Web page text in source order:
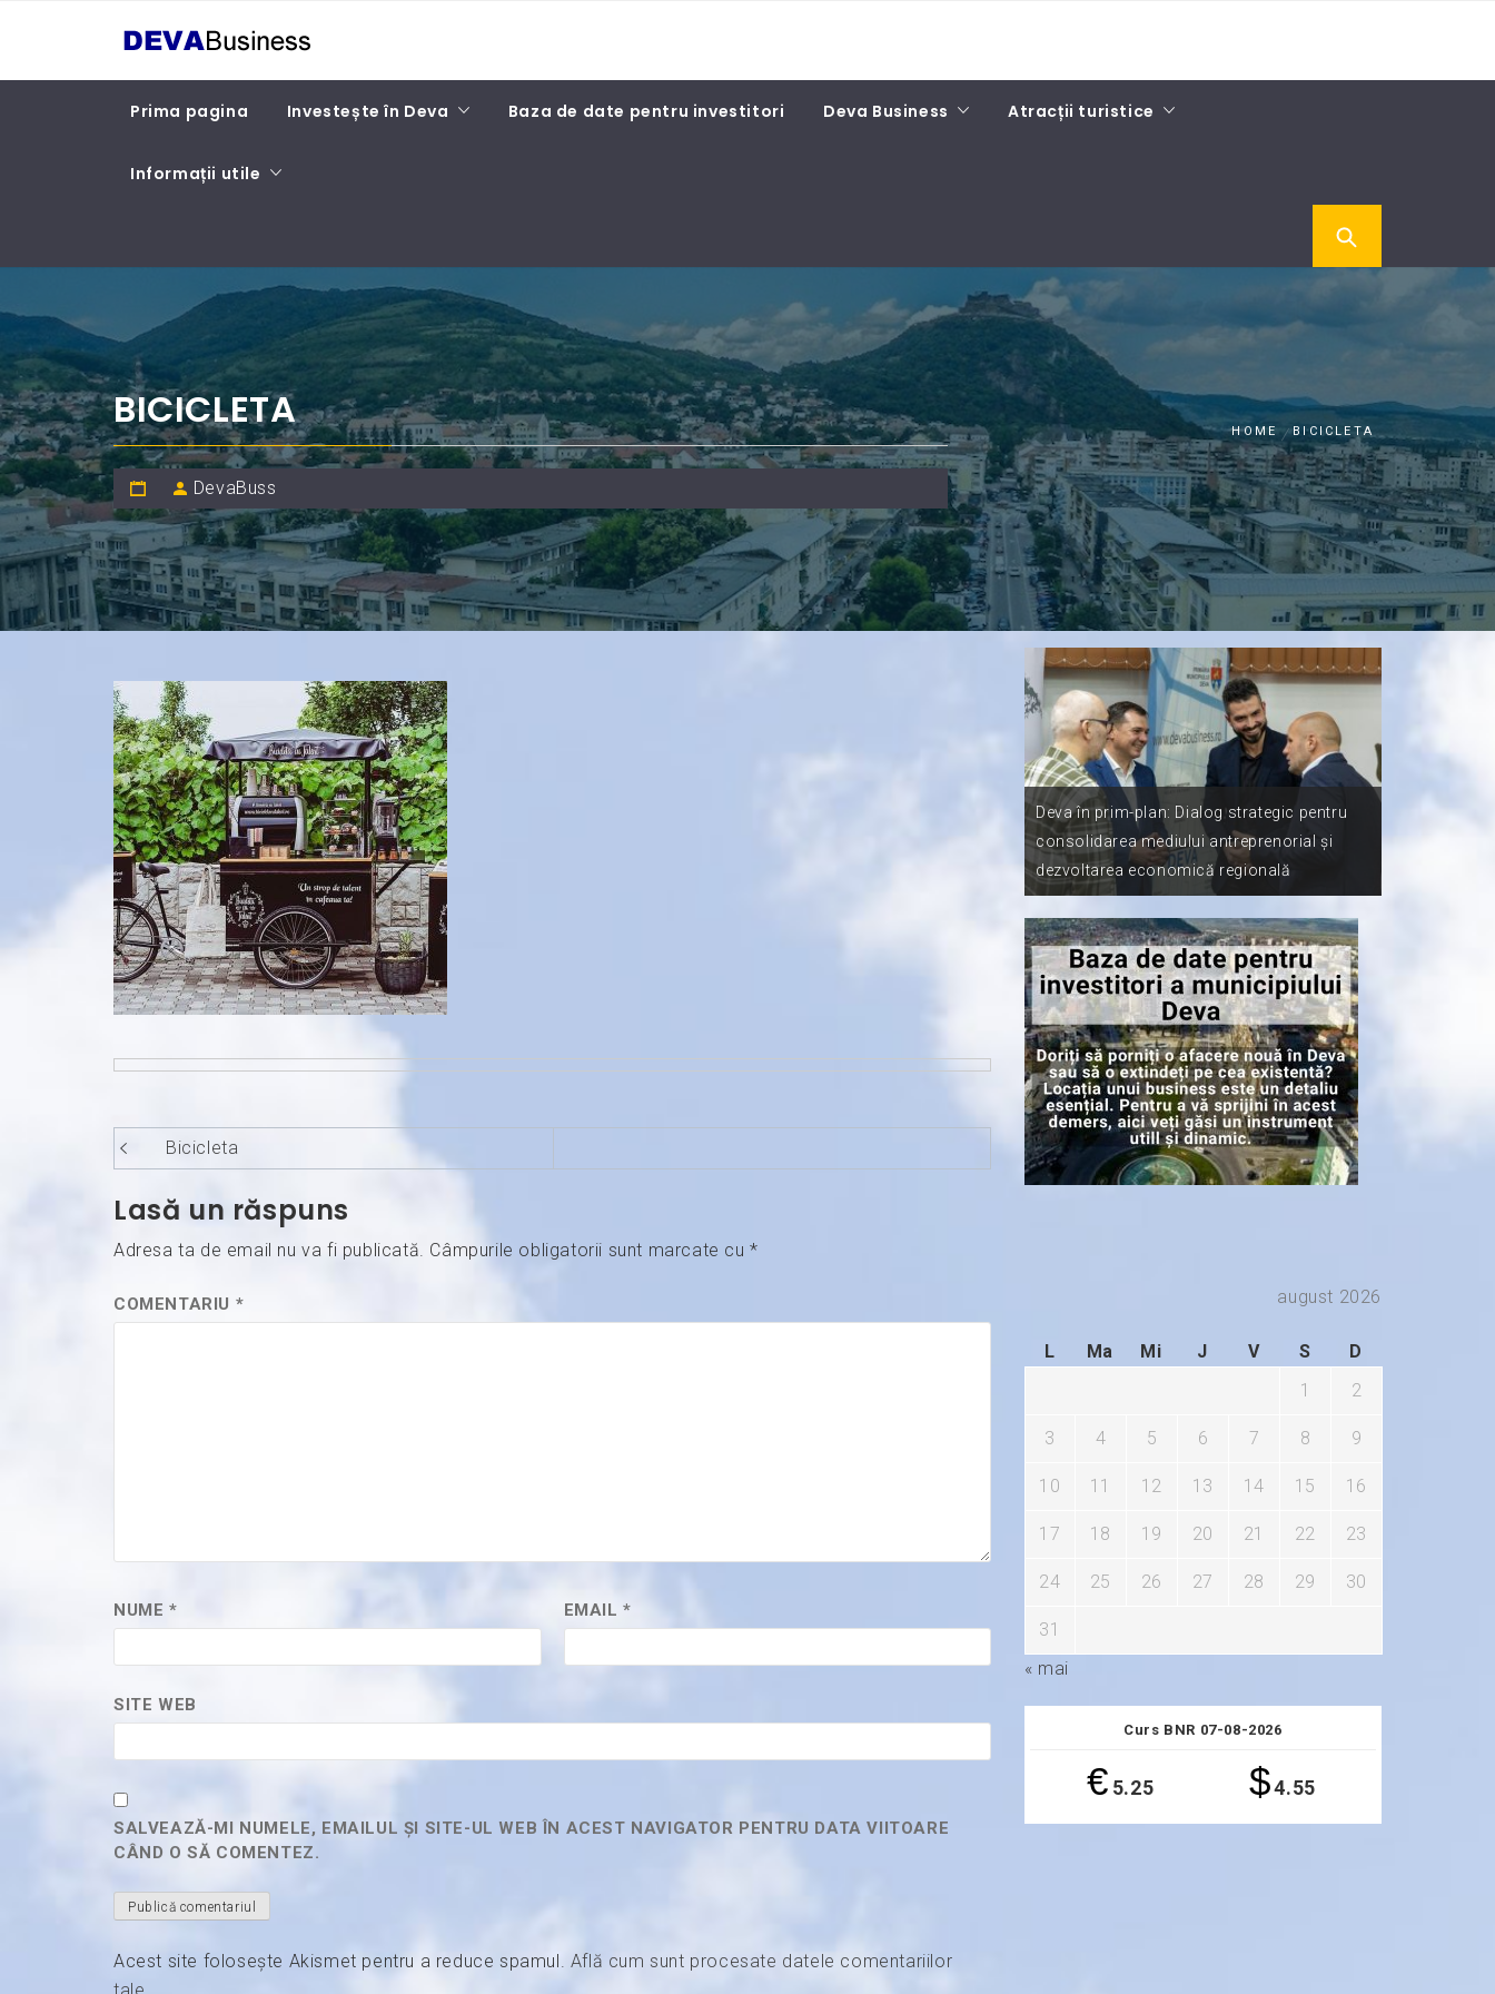
DEVA BUSINESS
Prima pagina Investește în Deva Baza de date pentru investitori Deva Business Atracții turistice
Informații utile
BICICLETA
DevaBuss
HOME BICICLETA
Navigare
în
articole
Bicicleta
Lasă un răspuns
Adresa ta de email nu va fi publicată. Câmpurile obligatorii sunt marcate cu*
COMENTARIU *
NUME * EMAIL*
SITE WEB
SALVEAZĂ-MI NUMELE, EMAILUL ȘI SITE-UL WEB ÎN ACEST NAVIGATOR PENTRU DATA VIITOARE
CÂND O SĂ COMENTEZ.
Acest site folosește Akismet pentru a reduce spamul. Află cum sunt procesate datele comentariilor
Municipul Deva reprezentat la Forumul
economic România-China (Jiangsu):
Industry Cooperation Conference 2025
Deva în prim-plan: Dialog strategic pentru
consolidarea mediului antreprenorial și
dezvoltarea economică regională
august 2026
L Ma Mi J V S
D
1
2
3 4 5 6 7 8 9
10 11 12 13 14 15 16
17 18 19 20 21 22 23
24 25 26 27 28 29 30
31
« mai
Curs BNR 07-08-2026
€ 5.25 $4.55